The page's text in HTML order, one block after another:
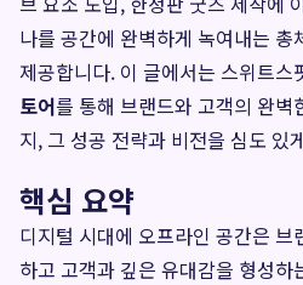
나를 공간에 완벽하게 녹여내는 총
제공합니다. 이 글에서는 스위트스
토어를 통해 브랜드와 고객의 완
지, 그 성공 전략과 비전을 심도 있
핵심 요약
디지털 시대에 오프라인 공간은
하고 고객과 깊은 유대감을 형성하